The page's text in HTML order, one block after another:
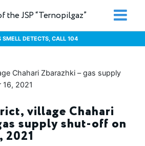
JSP “Ternopilgaz”
SMELL DETECTS, CALL 104
village Chahari
supply shut-off on
2021